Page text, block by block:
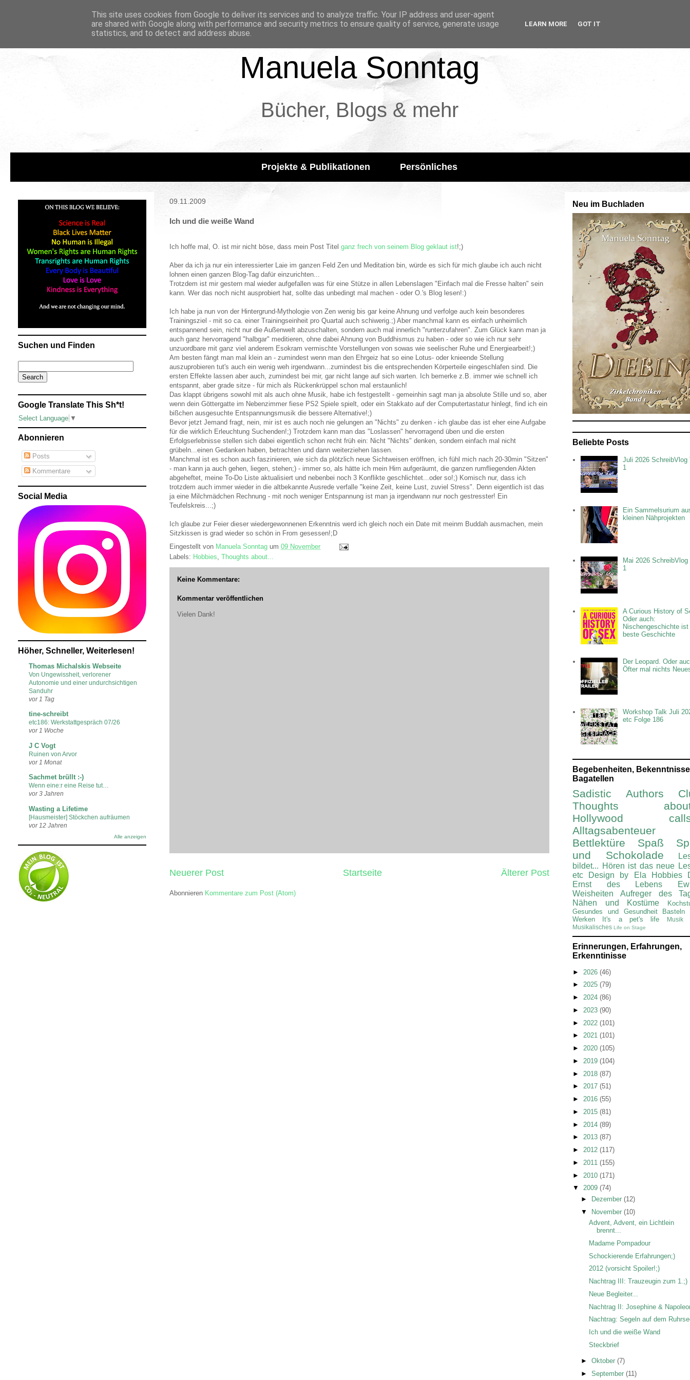
Manuela Sonntag
Bücher, Blogs & mehr
Projekte & Publikationen Persönliches
09.11.2009
Ich und die weiße Wand
Ich hoffe mal, O. ist mir nicht böse, dass mein Post Titel ganz frech von seinem Blog geklaut ist!;)
Aber da ich ja nur ein interessierter Laie im ganzen Feld Zen und Meditation bin, würde es sich für mich glaube ich auch nicht
lohnen einen ganzen Blog-Tag dafür einzurichten...
Trotzdem ist mir gestern mal wieder aufgefallen was für eine Stütze in allen Lebenslagen "Einfach mal die Fresse halten" sein
kann. Wer das noch nicht ausprobiert hat, sollte das unbedingt mal machen - oder O.'s Blog lesen!:)
Ich habe ja nun von der Hintergrund-Mythologie von Zen wenig bis gar keine Ahnung und verfolge auch kein besonderes
Trainingsziel - mit so ca. einer Trainingseinheit pro Quartal auch schiwerig.;) Aber manchmal kann es einfach unheimlich
entspannend sein, nicht nur die Außenwelt abzuschalten, sondern auch mal innerlich "runterzufahren". Zum Glück kann man ja
auch ganz hervorragend "halbgar" meditieren, ohne dabei Ahnung von Buddhismus zu haben - oder so wie ich nur sehr
unzuordbare mit ganz viel anderem Esokram vermischte Vorstellungen von sowas wie seelischer Ruhe und Energiearbeit!;)
Am besten fängt man mal klein an - zumindest wenn man den Ehrgeiz hat so eine Lotus- oder knieende Stellung
auszuprobieren tut's auch ein wenig weh irgendwann...zumindest bis die entsprechenden Körperteile eingeschlafen sind. Die
ersten Effekte lassen aber auch, zumindest bei mir, gar nicht lange auf sich warten. Ich bemerke z.B. immer wie schnell ich
entspannt, aber grade sitze - für mich als Rückenkrüppel schon mal erstaunlich!
Das klappt übrigens sowohl mit als auch ohne Musik, habe ich festgestellt - gemeinhin sagt man ja absolute Stille und so, aber
wenn dein Göttergatte im Nebenzimmer fiese PS2 Spiele spielt, oder ein Stakkato auf der Computertastatur hinlegt, find ich ein
bißchen ausgesuchte Entspannungsmusik die bessere Alternative!;)
Bevor jetzt Jemand fragt, nein, mir ist es auch noch nie gelungen an "Nichts" zu denken - ich glaube das ist eher eine Aufgabe
für die wirklich Erleuchtung Suchenden!;) Trotzdem kann man das "Loslassen" hervorragend üben und die ersten
Erfolgserlebnisse stellen sich dabei eigentlich schon recht früh ein: Nicht "Nichts" denken, sondern einfach mal nicht
grübeln...einen Gedanken haben, betrachten und dann weiterziehen lassen.
Manchmal ist es schon auch faszinieren, wie sich da plötzlich neue Sichtweisen eröffnen, ich fühl mich nach 20-30min "Sitzen"
- man kann ja auch gehen, liegen, stehen;) - immer so, als hätte ich mein Hirn aufgeräumt, die ganzen rumfliegenden Akten
abgeheftet, meine To-Do Liste aktualisiert und nebenbei noch 3 Konflikte geschlichtet...oder so!;) Komisch nur, dass ich
trotzdem auch immer wieder in die altbekannte Ausrede verfalle "keine Zeit, keine Lust, zuviel Stress". Denn eigentlich ist das
ja eine Milchmädchen Rechnung - mit noch weniger Entspannung ist man ja irgendwann nur noch gestresster! Ein
Teufelskreis...;)
Ich glaube zur Feier dieser wiedergewonnenen Erkenntnis werd ich gleich noch ein Date mit meinm Buddah ausmachen, mein
Sitzkissen is grad wieder so schön in From gesessen!;D
Eingestellt von Manuela Sonntag um 09 November
Labels: Hobbies Thoughts about...
Keine Kommentare:
Kommentar veröffentlichen
Vielen Dank!
Neuerer Post Älterer Post
Startseite
Abonnieren Kommentare zum Post (Atom)
Suchen und Finden
Google Translate This Sh*t!
Select Language ▼
Abonnieren
Posts
Kommentare
Social Media
Höher, Schneller, Weiterlesen!
Thomas Michalskis Webseite
Von Ungewissheit, verlorener
Autonomie und einer undurchsichtigen
Sanduhr
vor 1 Tag
tine-schreibt
etc186: Werkstattgespräch 07/26
vor 1 Woche
J C Vogt
Ruinen von Arvor
vor 1 Monat
Sachmet brüllt :-)
Wenn eine:r eine Reise tut…
vor 3 Jahren
Wasting a Lifetime
[Hausmeister] Stöckchen aufräumen
vor 12 Jahren
Alle anzeigen
Neu im Buchladen
Beliebte Posts
Juli 2026 SchreibVlog
1
Ein Sammelsurium
kleinen Nähprojekten
Mai 2026 SchreibVlog
1
A Curious History of
Oder auch:
Nischengeschichte ist
beste Geschichte
Der Leopard. Oder
Öfter mal nichts
Workshop Talk Juli
etc Folge 186
Begebenheiten,
Bagatellen
Sadistic Authors
Thoughts
Hollywood
Alltagsabenteuer
Bettlektüre
Spaß
und Schokolade
bildet... Hören ist das neue
etc
Design by Ela Hobbies
Ernst des Lebens
Weisheiten
Aufreger des
Nähen und Kostüme
Gesundes und Gesundheit
Basteln
Werken
It's a pet's life
Musik
Musikalisches Life on Stage
Erinnerungen, Erfahrungen,
Erkenntinisse
► 2026 (46)
► 2025 (79)
► 2024 (86)
► 2023 (90)
► 2022 (101)
► 2021 (101)
► 2020 (105)
► 2019 (104)
► 2018 (87)
► 2017 (51)
► 2016 (55)
► 2015 (81)
► 2014 (89)
► 2013 (87)
► 2012 (117)
► 2011 (155)
► 2010 (171)
▼ 2009 (74)
►
Dezember (12)
▼ November (10)
Advent, Advent, ein Lichtlein
brennt...
Madame Pompadour
Schockierende Erfahrungen;)
2012 (vorsicht Spoiler!;)
Nachtrag III: Trauzeugin zum 1.;)
Neue Begleiter...
Nachtrag II: Josephine &
Nachtrag: Segeln auf dem
Ich und die weiße Wand
Steckbrief
► Oktober (7)
► September (11)
This site uses cookies from Google to deliver its services and to analyze traffic. Your IP address and user-agent
are shared with Google along with performance and security metrics to ensure quality of service, generate usage
statistics, and to detect and address abuse.
LEARN MORE GOT IT